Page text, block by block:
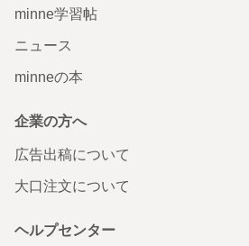
minne学習帖
ニュース
minneの本
企業の方へ
広告出稿について
大口注文について
ヘルプセンター